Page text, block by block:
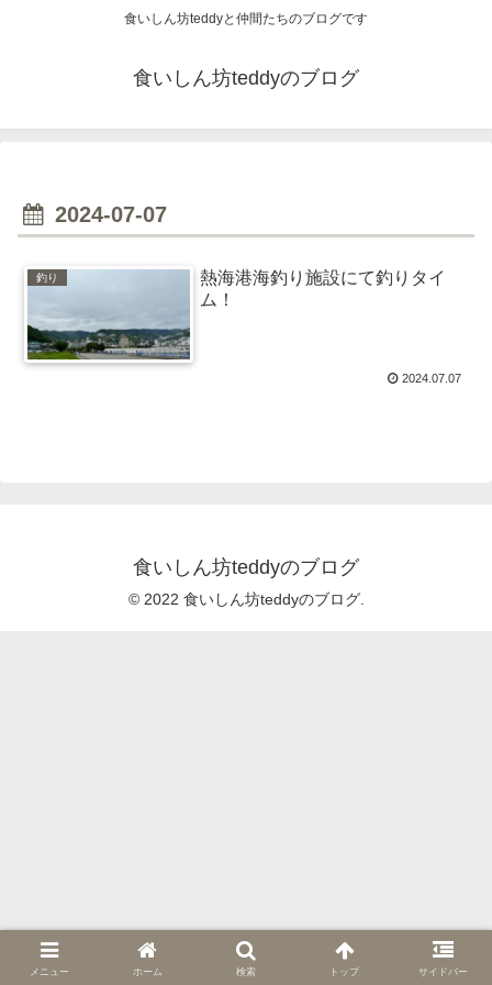
食いしん坊teddyと仲間たちのブログです
食いしん坊teddyのブログ
2024-07-07
釣り
熱海港海釣り施設にて釣りタイ
ム！
2024.07.07
食いしん坊teddyのブログ
© 2022 食いしん坊teddyのブログ.
メニュー ホーム 検索 トップ サイドバー